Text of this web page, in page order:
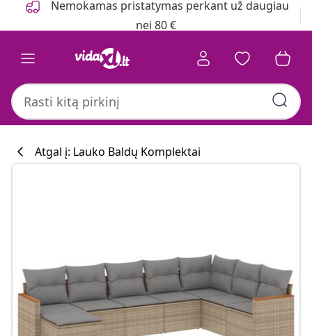
Nemokamas pristatymas perkant už daugiau
nei 80 €
Atgal į: Lauko Baldų Komplektai